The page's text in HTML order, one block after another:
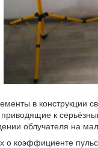
в конструкции
приводящие к
облучателя на
о коэффициенте